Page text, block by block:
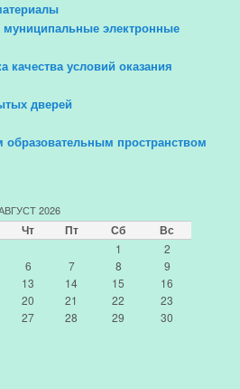
муниципальные электронные
качества условий оказания
дверей
пространством
2026
Чт Пт Сб Вс
1
2
6 7 8
9
13 14 15
16
20 21 22
23
27 28 29
30